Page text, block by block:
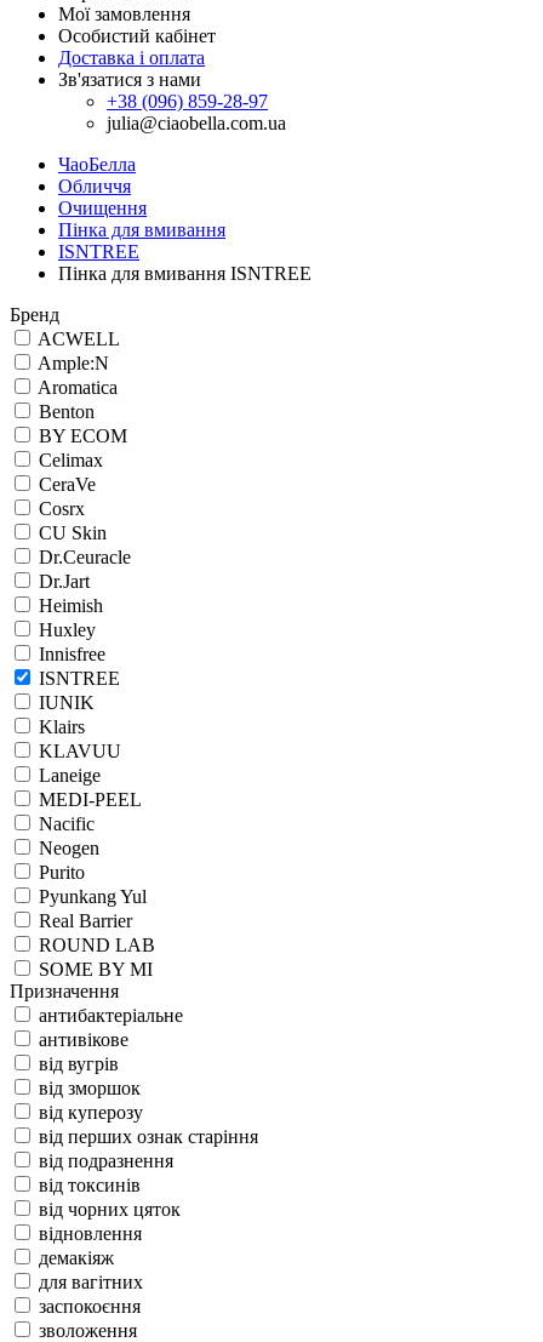
Мої замовлення
Особистий кабінет
Доставка і оплата
Зв'язатися з нами
+38 (096) 859-28-97
julia@ciaobella.com.ua
ЧаоБелла
Обличчя
Очищення
Пінка для вмивання
ISNTREE
Пінка для вмивання ISNTREE
Бренд
ACWELL
Ample:N
Aromatica
Benton
BY ECOM
Celimax
CeraVe
Cosrx
CU Skin
Dr.Ceuracle
Dr.Jart
Heimish
Huxley
Innisfree
ISNTREE
IUNIK
Klairs
KLAVUU
Laneige
MEDI-PEEL
Nacific
Neogen
Purito
Pyunkang Yul
Real Barrier
ROUND LAB
SOME BY MI
Призначення
антибактеріальне
антивікове
від вугрів
від зморшок
від куперозу
від перших ознак старіння
від подразнення
від токсинів
від чорних цяток
відновлення
демакіяж
для вагітних
заспокоєння
зволоження